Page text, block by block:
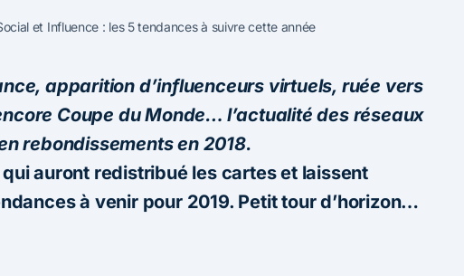
et Influence : les 5 tendances à suivre cette année
apparition d’influenceurs virtuels, ruée vers
Coupe du Monde… l’actualité des réseaux
rebondissements en 2018.
auront redistribué les cartes et laissent
à venir pour 2019. Petit tour d’horizon…